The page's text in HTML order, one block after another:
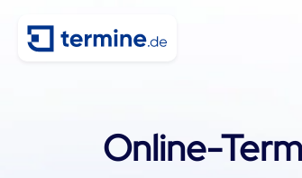
Online-
Effizient &